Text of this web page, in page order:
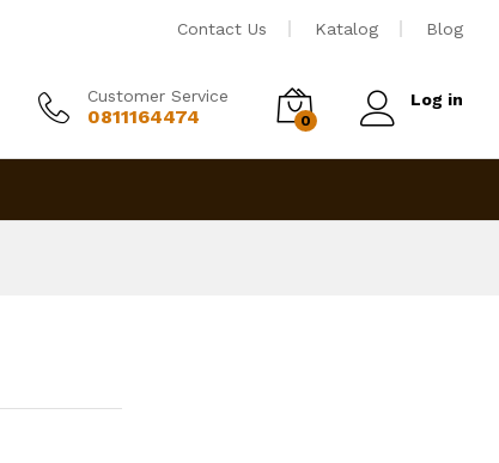
Contact Us Katalog Blog
Customer Service
0811164474 0
Log in
Tambah ke keranjang